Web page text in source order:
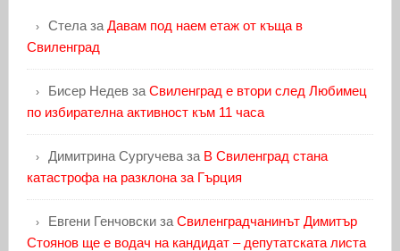
Стелаза Давам под наем етаж от къща в
Свиленград
Бисер Недевза Свиленград е втори след Любимец
по избирателна активност към 11 часа
Димитрина Сургучеваза В Свиленград стана
катастрофа на разклона за Гърция
Евгени Генчовскиза Свиленградчанинът Димитър
Стоянов ще е водач на кандидат – депутатската листа